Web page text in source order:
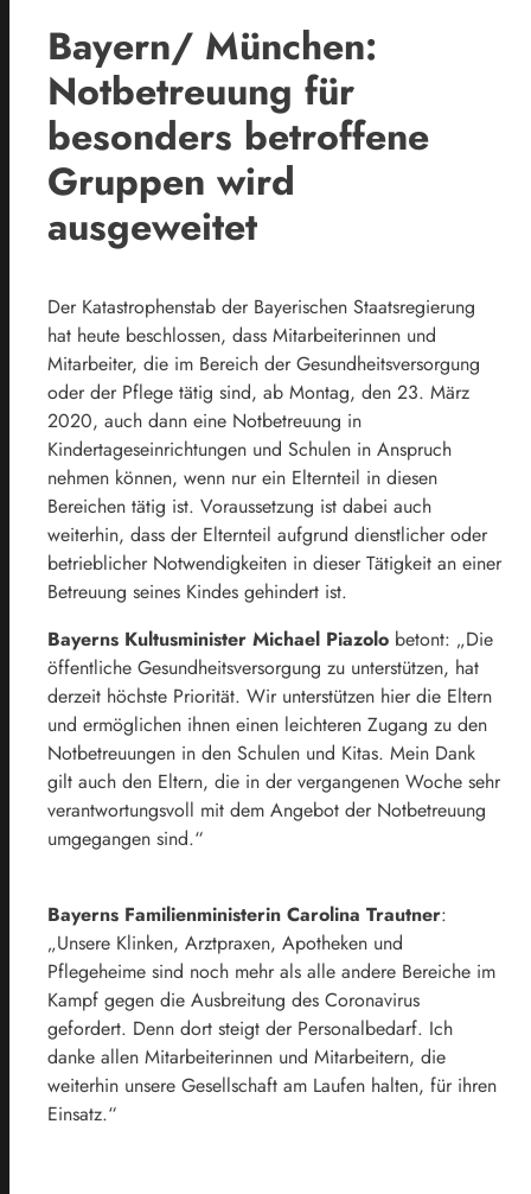
Bayern/ München:
Notbetreuung für
besonders betroffene
Gruppen wird
ausgeweitet
Der Katastrophenstab der Bayerischen Staatsregierung
hat heute beschlossen, dass Mitarbeiterinnen und
Mitarbeiter, die im Bereich der Gesundheitsversorgung
oder der Pflege tätig sind, ab Montag, den 23. März
2020, auch dann eine Notbetreuung in
Kindertageseinrichtungen und Schulen in Anspruch
nehmen können, wenn nur ein Elternteil in diesen
Bereichen tätig ist. Voraussetzung ist dabei auch
weiterhin, dass der Elternteil aufgrund dienstlicher oder
betrieblicher Notwendigkeiten in dieser Tätigkeit an einer
Betreuung seines Kindes gehindert ist.
Bayerns Kultusminister Michael Piazolo betont: „Die
öffentliche Gesundheitsversorgung zu unterstützen, hat
derzeit höchste Priorität. Wir unterstützen hier die Eltern
und ermöglichen ihnen einen leichteren Zugang zu den
Notbetreuungen in den Schulen und Kitas. Mein Dank
gilt auch den Eltern, die in der vergangenen Woche sehr
verantwortungsvoll mit dem Angebot der Notbetreuung
umgegangen sind.“
Bayerns Familienministerin Carolina Trautner:
„Unsere Klinken, Arztpraxen, Apotheken und
Pflegeheime sind noch mehr als alle andere Bereiche im
Kampf gegen die Ausbreitung des Coronavirus
gefordert. Denn dort steigt der Personalbedarf. Ich
danke allen Mitarbeiterinnen und Mitarbeitern, die
weiterhin unsere Gesellschaft am Laufen halten, für ihren
Einsatz.“